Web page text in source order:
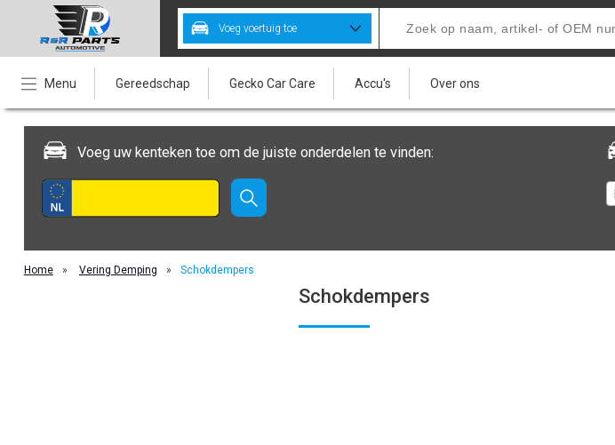
Voeg voertuig toe
Menu Gereedschap Gecko Car Care Accu's Over ons
Voeg uw kenteken toe om de juiste onderdelen te vinden:
Home » Vering Demping » Schokdempers
Schokdempers